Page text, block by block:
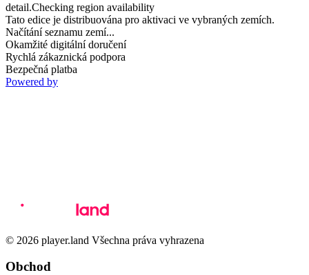
detail.Checking region availability
Tato edice je distribuována pro aktivaci ve vybraných zemích.
Načítání seznamu zemí...
Okamžité digitální doručení
Rychlá zákaznická podpora
Bezpečná platba
Powered by
© 2026 player.land Všechna práva vyhrazena
Obchod